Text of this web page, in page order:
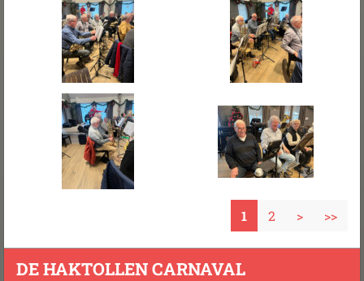
1 2 > >>
DE HAKTOLLEN CARNAVAL